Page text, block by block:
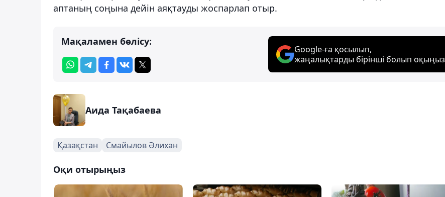
аптаның соңына дейін аяқтауды жоспарлап отыр.
Мақаламен бөлісу:
Google-ға қосылып,
жаңалықтарды бірінші болып оқыңыз
Аида Тақабаева
Қазақстан Смайылов Әлихан
Оқи отырыңыз